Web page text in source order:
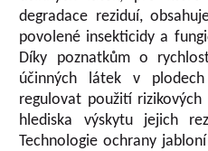
degradace reziduí,
povolené insekticidy a
Díky poznatkům o
účinných látek v
regulovat použití
hlediska výskytu jejich
Technologie ochrany